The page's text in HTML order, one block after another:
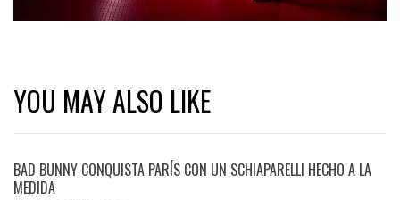
YOU MAY ALSO LIKE
BAD BUNNY CONQUISTA PARÍS CON UN SCHIAPARELLI HECHO A LA
MEDIDA